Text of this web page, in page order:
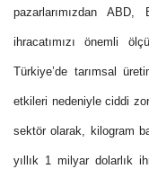
pazarlarımızdan
ihracatımızı önemli
Türkiye’de tarımsal
etkileri nedeniyle ciddi
sektör olarak, kilogram
yıllık 1 milyar dolarlık